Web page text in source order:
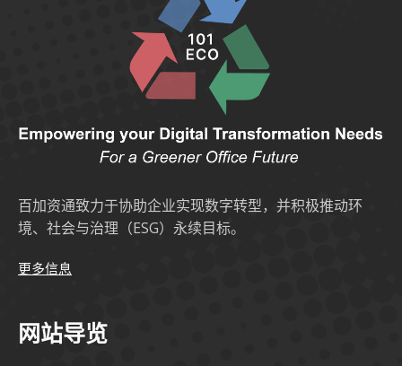
百加资通致力于协助企业实现数字转型，并积极推动环
境、社会与治理（ESG）永续目标。
更多信息
网站导览